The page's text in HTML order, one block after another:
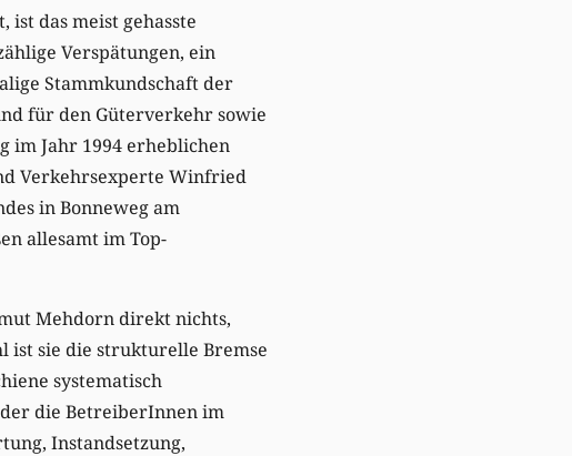
ist das meist gehasste
Verspätungen, ein
Stammkundschaft der
für den Güterverkehr sowie
im Jahr 1994 erheblichen
Verkehrsexperte Winfried
in Bonneweg am
allesamt im Top-
Mehdorn direkt nichts,
sie die strukturelle Bremse
systematisch
die BetreiberInnen im
Instandsetzung,